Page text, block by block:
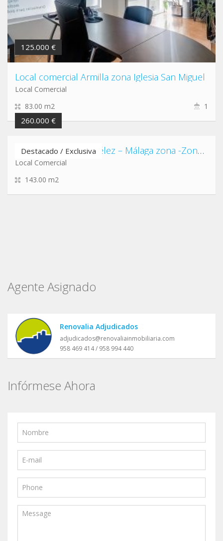
125.000 €
Local comercial Armilla zona Iglesia San Miguel
Local Comercial
83.00 m2
1
260.000 €
Destacado / Exclusiva Local comercial en Vélez – Málaga zona -Zona Nueva Y Camino Viejo De Málaga
Local Comercial
143.00 m2
Agente Asignado
Renovalia Adjudicados
adjudicados@renovaliainmobiliaria.com
958 469 414 / 958 994 440
Infórmese Ahora